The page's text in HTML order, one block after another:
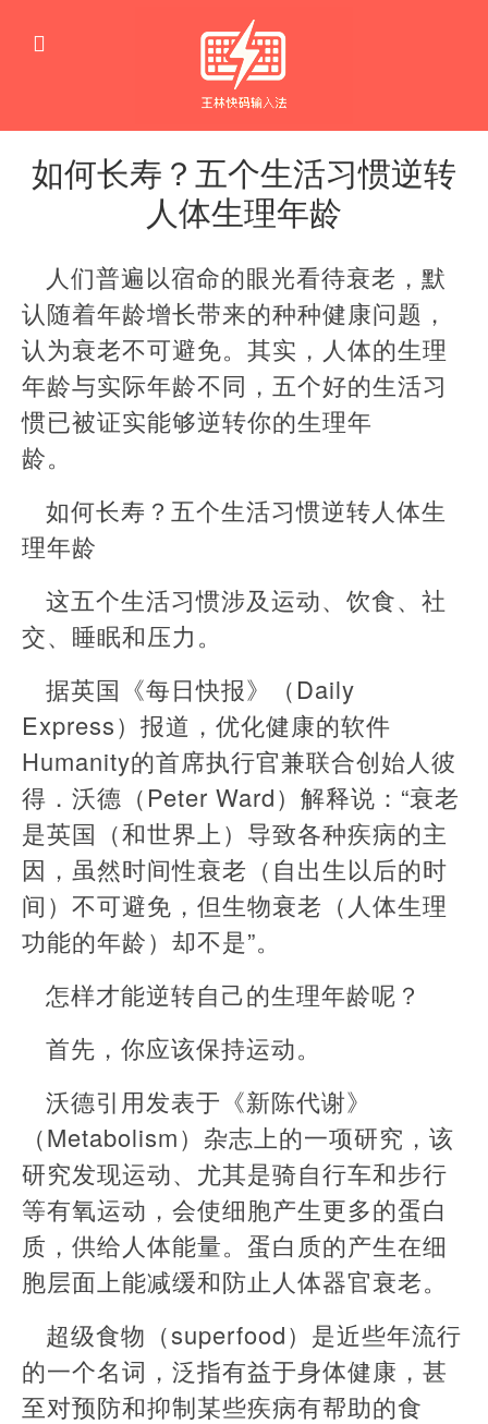
如何长寿？五个生活习惯逆转
人体生理年龄
人们普遍以宿命的眼光看待衰老，默
认随着年龄增长带来的种种健康问题，
认为衰老不可避免。其实，人体的生理
年龄与实际年龄不同，五个好的生活习
惯已被证实能够逆转你的生理年
龄。
如何长寿？五个生活习惯逆转人体生
理年龄
这五个生活习惯涉及运动、饮食、社
交、睡眠和压力。
据英国《每日快报》（Daily
Express）报道，优化健康的软件
Humanity的首席执行官兼联合创始人彼
得．沃德（Peter Ward）解释说：“衰老
是英国（和世界上）导致各种疾病的主
因，虽然时间性衰老（自出生以后的时
间）不可避免，但生物衰老（人体生理
功能的年龄）却不是”。
怎样才能逆转自己的生理年龄呢？
首先，你应该保持运动。
沃德引用发表于《新陈代谢》
（Metabolism）杂志上的一项研究，该
研究发现运动、尤其是骑自行车和步行
等有氧运动，会使细胞产生更多的蛋白
质，供给人体能量。蛋白质的产生在细
胞层面上能减缓和防止人体器官衰老。
超级食物（superfood）是近些年流行
的一个名词，泛指有益于身体健康，甚
至对预防和抑制某些疾病有帮助的食